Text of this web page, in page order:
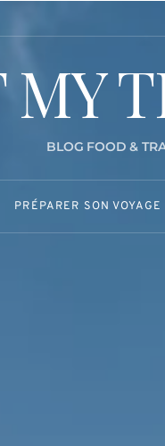
MY
BLOG FOOD &
PRÉPARER SON VOYAGE